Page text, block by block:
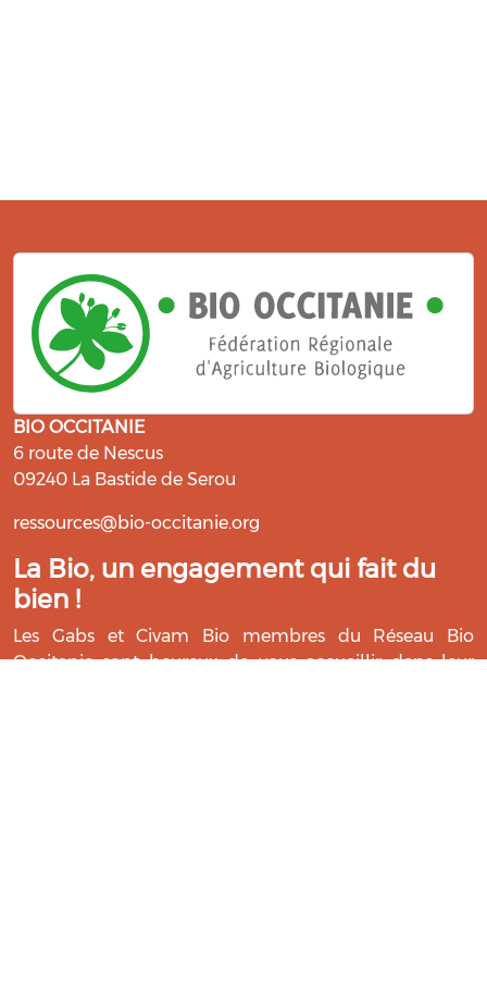
BIO OCCITANIE
6 route de Nescus
09240 La Bastide de Serou
ressources@bio-occitanie.org
La Bio, un engagement qui fait du
bien !
Les Gabs et Civam Bio membres du Réseau Bio
Occitanie sont heureux de vous accueillir dans leur